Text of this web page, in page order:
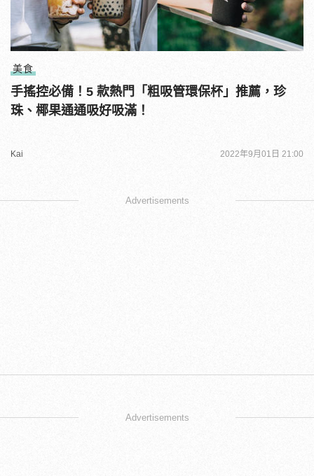
美食
手搖控必備！5 款熱門「粗吸管環保杯」推薦，珍
珠、椰果通通吸好吸滿！
Kai 2022年9月01日 21:00
Advertisements
Advertisements